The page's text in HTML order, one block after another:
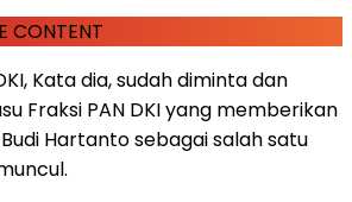
CONTENT
Kata dia, sudah diminta dan
Fraksi PAN DKI yang memberikan
Hartanto sebagai salah satu